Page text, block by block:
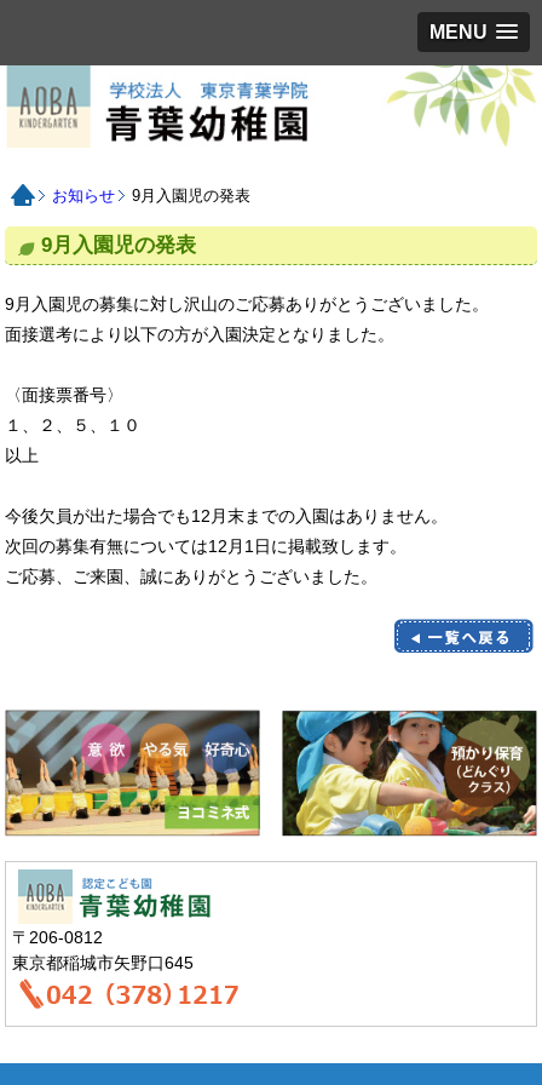
MENU
お知らせ 9月入園児の発表
9月入園児の発表
9月入園児の募集に対し沢山のご応募ありがとうございました。
面接選考により以下の方が入園決定となりました。
〈面接票番号〉
１、２、５、１０
以上
今後欠員が出た場合でも12月末までの入園はありません。
次回の募集有無については12月1日に掲載致します。
ご応募、ご来園、誠にありがとうございました。
〒206-0812
東京都稲城市矢野口645